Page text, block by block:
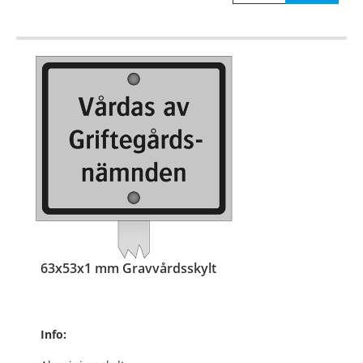
63x53x1 mm Gravvårdsskylt
Info: